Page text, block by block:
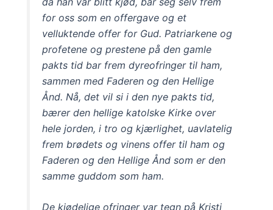
for oss som en offergave og et
velluktende offer for Gud. Patriarkene og
profetene og prestene på den gamle
pakts tid bar frem dyreofringer til ham,
sammen med Faderen og den Hellige
Ånd. Nå, det vil si i den nye pakts tid,
bærer den hellige katolske Kirke over
hele jorden, i tro og kjærlighet, uavlatelig
frem brødets og vinens offer til ham og
Faderen og den Hellige Ånd som er den
samme guddom som ham.
De kjødelige ofringer var tegn på Kristi